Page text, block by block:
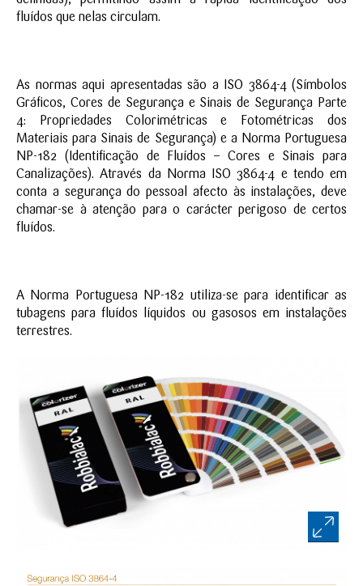
fluídos que nelas circulam.
As normas aqui apresentadas são a ISO 3864-4 (Símbolos
Gráficos, Cores de Segurança e Sinais de Segurança Parte
4: Propriedades Colorimétricas e Fotométricas dos
Materiais para Sinais de Segurança) e a Norma Portuguesa
NP-182 (Identificação de Fluídos – Cores e Sinais para
Canalizações). Através da Norma ISO 3864-4 e tendo em
conta a segurança do pessoal afecto às instalações, deve
chamar-se à atenção para o carácter perigoso de certos
fluídos.
A Norma Portuguesa NP-182 utiliza-se para identificar as
tubagens para fluídos líquidos ou gasosos em instalações
terrestres.